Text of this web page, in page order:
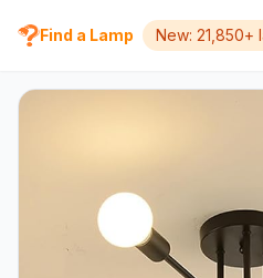
Find a Lamp New: 21,850+